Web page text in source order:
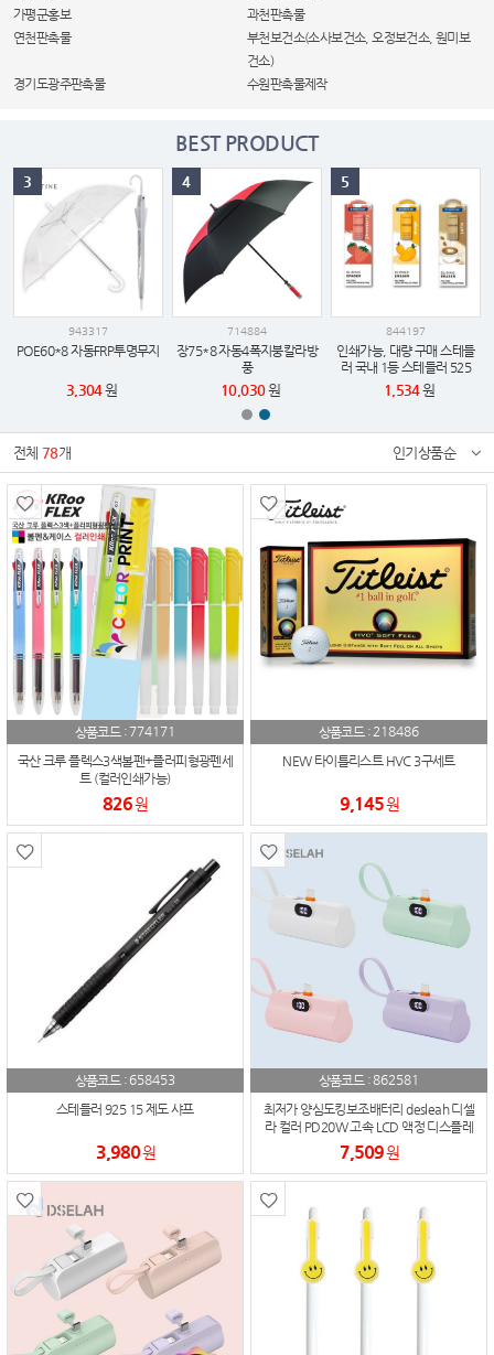
가평군홍보
과천판촉물
연천판촉물
부천보건소(소사보건소, 오정보건소, 원미보
건소)
경기도광주판촉물
수원판촉물제작
BEST PRODUCT
943317
POE60*8 자동FRP투명무지
3,304원
3
714884
장75*8 자동4폭지붕칼라방
풍
10,030원
4
844197
인쇄가능, 대량 구매 스테들
러 국내 1등 스테들러 525
슬라이딩 지우개 2025 카페
에디션 한정판
1,534원
5
전체78개 인기상품순
상품코드 : 774171
국산 크루 플렉스3색볼펜+플러피형광펜세
트 (컬러인쇄가능)
826원
상품코드 :218486
NEW 타이틀리스트 HVC 3구세트
9,145원
상품코드 : 658453
스테들러 925 15 제도 샤프
3,980원
상품코드 :862581
최저가 양심도킹보조배터리 desleah 디셀
라 컬러 PD20W 고속 LCD 액정 디스플레
이 5000mAh 2 in 1 미니 도킹형 보조배터
리
7,509원